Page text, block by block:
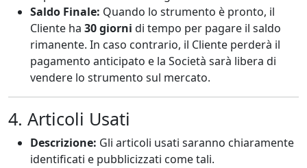
Saldo Finale: Quando lo strumento è pronto, il
Cliente ha 30 giorni di tempo per pagare il saldo
rimanente. In caso contrario, il Cliente perderà il
pagamento anticipato e la Società sarà libera di
vendere lo strumento sul mercato.
4. Articoli Usati
Descrizione: Gli articoli usati saranno chiaramente
identificati e pubblicizzati come tali.